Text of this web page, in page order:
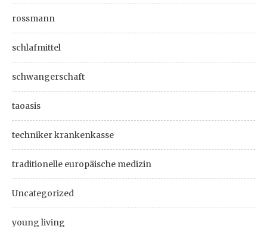
rossmann
schlafmittel
schwangerschaft
taoasis
techniker krankenkasse
traditionelle europäische medizin
Uncategorized
young living